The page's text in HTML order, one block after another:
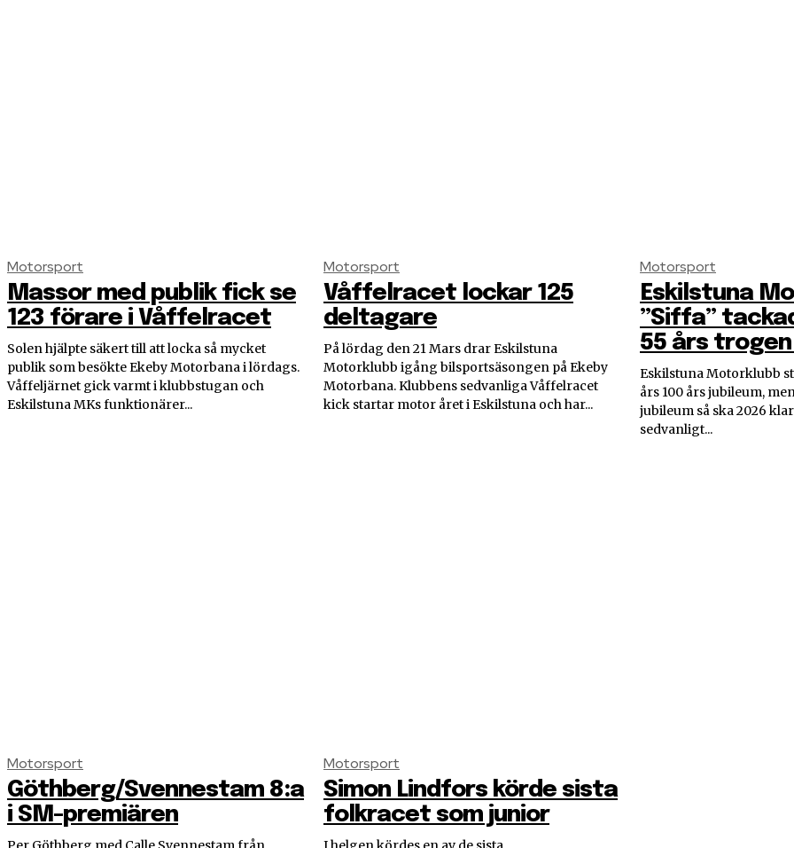
Motorsport
Massor med publik fick se
123 förare i Våffelracet
Solen hjälpte säkert till att locka så mycket
publik som besökte Ekeby Motorbana i lördags.
Våffeljärnet gick varmt i klubbstugan och
Eskilstuna MKs funktionärer...
Motorsport
Våffelracet lockar 125
deltagare
På lördag den 21 Mars drar Eskilstuna
Motorklubb igång bilsportsäsongen på Ekeby
Motorbana. Klubbens sedvanliga Våffelracet
kick startar motor året i Eskilstuna och har...
Motorsport
Eskilstuna
”Siffa”
55 års
Eskilstuna Motorklubb
års 100 års jubileum,
jubileum så ska 2026
sedvanligt...
Motorsport
Göthberg/Svennestam 8:a
i SM-premiären
Motorsport
Simon Lindfors körde sista
folkracet som junior